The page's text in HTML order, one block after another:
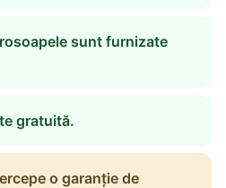
sunt furnizate
gratuită.
o garanție de